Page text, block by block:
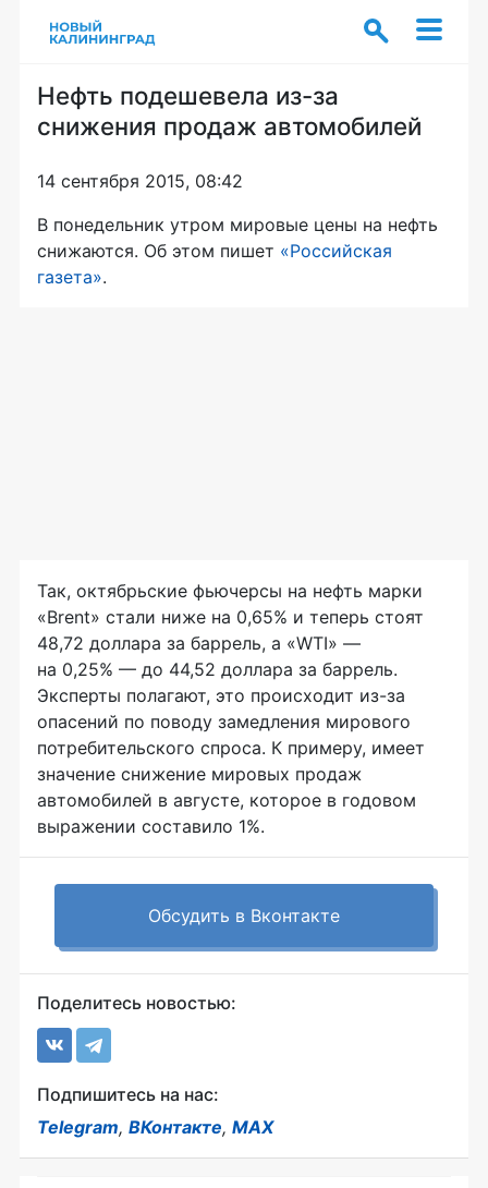
Нефть подешевела из-за
снижения продаж автомобилей
14 сентября 2015, 08:42
В понедельник утром мировые цены на нефть
снижаются. Об этом пишет «Российская
газета».
Так, октябрьские фьючерсы на нефть марки
«Brent» стали ниже на 0,65% и теперь стоят
48,72 доллара за баррель, а «WTI» —
на 0,25% — до 44,52 доллара за баррель.
Эксперты полагают, это происходит из-за
опасений по поводу замедления мирового
потребительского спроса. К примеру, имеет
значение снижение мировых продаж
автомобилей в августе, которое в годовом
выражении составило 1%.
Обсудить в Вконтакте
Поделитесь новостью:
Подпишитесь на нас:
Telegram, ВКонтакте, MAX